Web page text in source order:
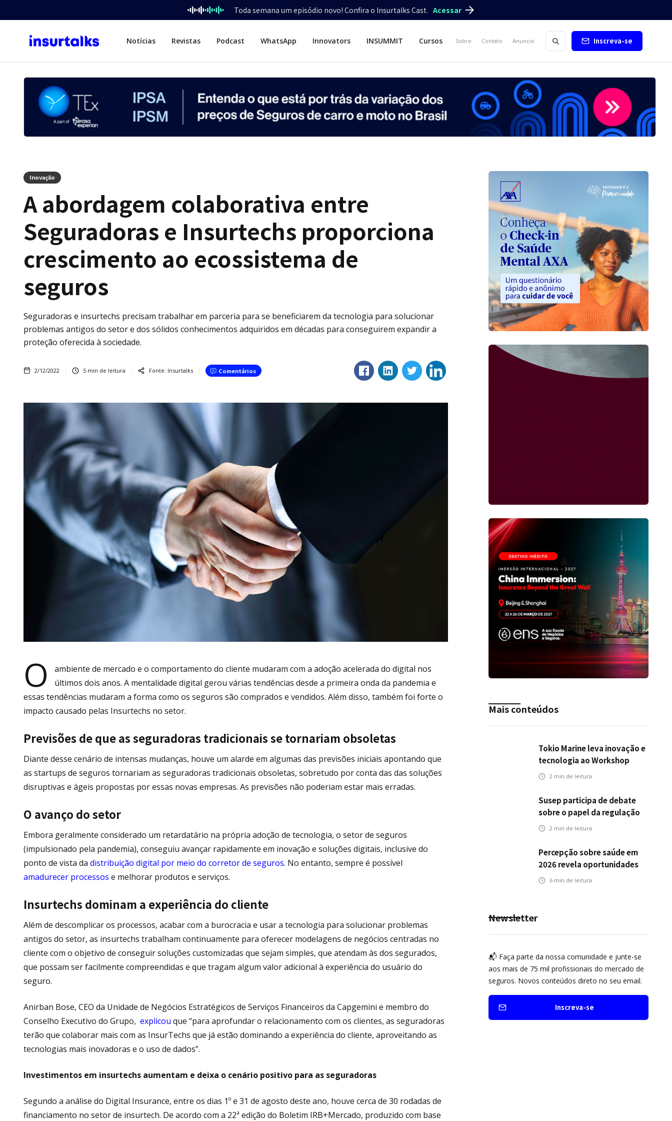
Toda semana um episódio novo! Confira o Insurtalks Cast. Acessar
Notícias Revistas Podcast WhatsApp Innovators INSUMMIT Cursos Sobre Contato Anuncie Inscreva-se
Inovação
A abordagem colaborativa entre
Seguradoras e Insurtechs proporciona
crescimento ao ecossistema de
seguros
Seguradoras e insurtechs precisam trabalhar em parceria para se beneficiarem da tecnologia para solucionar
problemas antigos do setor e dos sólidos conhecimentos adquiridos em décadas para conseguirem expandir a
proteção oferecida à sociedade.
2/12/2022 5 min de leitura Fonte: Insurtalks Comentários
O
ambiente de mercado e o comportamento do cliente mudaram com a adoção acelerada do digital nos
últimos dois anos. A mentalidade digital gerou várias tendências desde a primeira onda da pandemia e
essas tendências mudaram a forma como os seguros são comprados e vendidos. Além disso, também foi forte o
impacto causado pelas Insurtechs no setor.
Previsões de que as seguradoras tradicionais se tornariam obsoletas
Diante desse cenário de intensas mudanças, houve um alarde em algumas das previsões iniciais apontando que
as startups de seguros tornariam as seguradoras tradicionais obsoletas, sobretudo por conta das das soluções
disruptivas e ágeis propostas por essas novas empresas. As previsões não poderiam estar mais erradas.
O avanço do setor
Embora geralmente considerado um retardatário na própria adoção de tecnologia, o setor de seguros
(impulsionado pela pandemia), conseguiu avançar rapidamente em inovação e soluções digitais, inclusive do
ponto de vista da distribuição digital por meio do corretor de seguros. No entanto, sempre é possível
amadurecer processos e melhorar produtos e serviços.
Insurtechs dominam a experiência do cliente
Além de descomplicar os processos, acabar com a burocracia e usar a tecnologia para solucionar problemas
antigos do setor, as insurtechs trabalham continuamente para oferecer modelagens de negócios centradas no
cliente com o objetivo de conseguir soluções customizadas que sejam simples, que atendam às dos segurados,
que possam ser facilmente compreendidas e que tragam algum valor adicional à experiência do usuário do
seguro.
Anirban Bose, CEO da Unidade de Negócios Estratégicos de Serviços Financeiros da Capgemini e membro do
Conselho Executivo do Grupo, explicou que “para aprofundar o relacionamento com os clientes, as seguradoras
terão que colaborar mais com as InsurTechs que já estão dominando a experiência do cliente, aproveitando as
tecnologias mais inovadoras e o uso de dados”.
Investimentos em insurtechs aumentam e deixa o cenário positivo para as seguradoras
Segundo a análise do Digital Insurance, entre os dias 1º e 31 de agosto deste ano, houve cerca de 30 rodadas de
financiamento no setor de insurtech. De acordo com a 22ª edição do Boletim IRB+Mercado, produzido com base
Mais conteúdos
Tokio Marine leva inovação e
tecnologia ao Workshop
Integrativo da Poli-USP
2 min de leitura
Susep participa de debate
sobre o papel da regulação
na transição climática
2 min de leitura
Percepção sobre saúde em
2026 revela oportunidades
para o mercado de seguros
6 min de leitura
Newsletter
📬 Faça parte da nossa comunidade e junte-se
aos mais de 75 mil profissionais do mercado de
seguros. Novos conteúdos direto no seu email.
Inscreva-se